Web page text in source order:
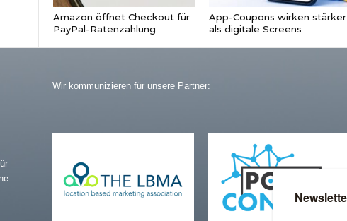
Amazon öffnet Checkout für
PayPal-Ratenzahlung
App-Coupons wirken stärker
als digitale Screens
Wir kommunizieren für unsere Partner: